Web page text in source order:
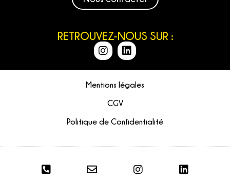
RETROUVEZ-NOUS SUR :
Mentions légales
CGV
Politique de Confidentialité